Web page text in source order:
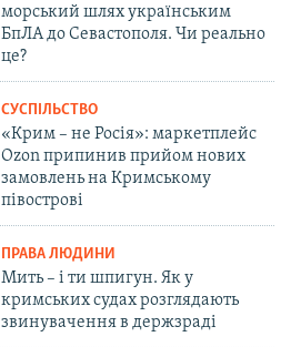
морський шлях українським
БпЛА до Севастополя. Чи реально
це?
СУСПІЛЬСТВО
«Крим – не Росія»: маркетплейс
Ozon припинив прийом нових
замовлень на Кримському
півострові
ПРАВА ЛЮДИНИ
Мить – і ти шпигун. Як у
кримських судах розглядають
звинувачення в держзраді